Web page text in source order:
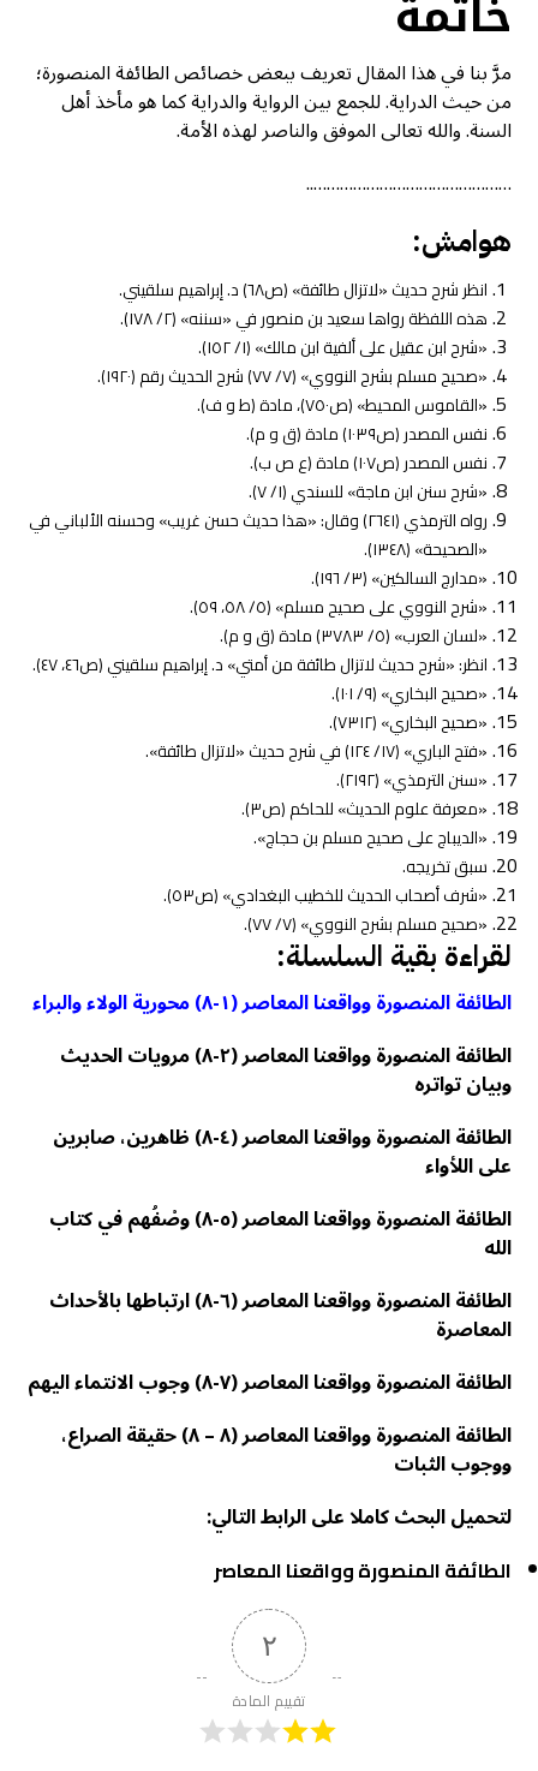
خاتمة
مرَّ بنا في هذا المقال تعريف ببعض خصائص الطائفة المنصورة؛
من حيث الدراية. للجمع بين الرواية والدراية كما هو مأخذ أهل
السنة. والله تعالى الموفق والناصر لهذه الأمة.
………………………………………..
هوامش:
انظر شرح حديث «لاتزال طائفة» (ص٦٨) د. إبراهيم سلقيني.
هذه اللفظة رواها سعيد بن منصور في «سننه» (٢/ ١٧٨).
«شرح ابن عقيل على ألفية ابن مالك» (١/ ١٥٢).
«صحيح مسلم بشرح النووي» (٧/ ٧٧) شرح الحديث رقم (١٩٢٠).
«القاموس المحيط» (ص٧٥٠)، مادة (ط و ف).
نفس المصدر (ص١٠٣٩) مادة (ق و م).
نفس المصدر (ص١٠٧) مادة (ع ص ب).
«شرح سنن ابن ماجة» للسندي (١/ ٧).
رواه الترمذي (٢٦٤١) وقال: «هذا حديث حسن غريب» وحسنه الألباني في
«الصحيحة» (١٣٤٨).
«مدارج السالكين» (٣/ ١٩٦).
«شرح النووي على صحيح مسلم» (٥/ ٥٨، ٥٩).
«لسان العرب» (٥/ ٣٧٨٣) مادة (ق و م).
انظر: «شرح حديث لاتزال طائفة من أمتي» د. إبراهيم سلقيني (ص٤٦، ٤٧).
«صحيح البخاري» (٩/ ١٠١).
«صحيح البخاري» (٧٣١٢).
«فتح الباري» (١٧/ ١٢٤) في شرح حديث «لاتزال طائفة».
«سنن الترمذي» (٢١٩٢).
«معرفة علوم الحديث» للحاكم (ص٣).
«الديباج على صحيح مسلم بن حجاج».
سبق تخريجه.
«شرف أصحاب الحديث للخطيب البغدادي» (ص٥٣).
«صحيح مسلم بشرح النووي» (٧/ ٧٧).
لقراءة بقية السلسلة:
الطائفة المنصورة وواقعنا المعاصر (١-٨) محورية الولاء والبراء
الطائفة المنصورة وواقعنا المعاصر (٢-٨) مرويات الحديث
وبيان تواتره
الطائفة المنصورة وواقعنا المعاصر (٤-٨) ظاهرين، صابرين
على اللأواء
الطائفة المنصورة وواقعنا المعاصر (٥-٨) وصْفُهم في كتاب
الله
الطائفة المنصورة وواقعنا المعاصر (٦-٨) ارتباطها بالأحداث
المعاصرة
الطائفة المنصورة وواقعنا المعاصر (٧-٨) وجوب الانتماء اليهم
الطائفة المنصورة وواقعنا المعاصر (٨ – ٨) حقيقة الصراع،
ووجوب الثبات
لتحميل البحث كاملا على الرابط التالي:
الطائفة المنصورة وواقعنا المعاصر
٢
تقييم المادة